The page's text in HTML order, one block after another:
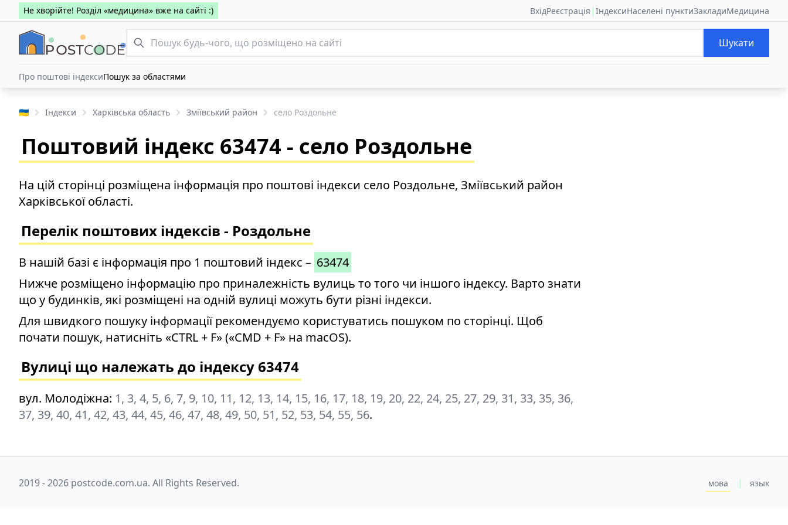
Не хворійте! Розділ «медицина» вже на сайті :) ВхідРеєстрація | ІндексиНаселені пунктиЗакладиМедицина
Шукати
Про поштові індексиПошук за областями
🇺🇦 Індекси Харківська область Зміївський район село Роздольне
Поштовий індекс 63474 - село Роздольне
На цій сторінці розміщена інформація про поштові індекси село Роздольне, Зміївський район
Харківської області.
Перелік поштових індексів - Роздольне
В нашій базі є інформація про 1 поштовий індекс – 63474
Нижче розміщено інформацію про приналежність вулиць то того чи іншого індексу. Варто знати
що у будинків, які розміщені на одній вулиці можуть бути різні індекси.
Для швидкого пошуку інформації рекомендуємо користуватись пошуком по сторінці. Щоб
почати пошук, натисніть «CTRL + F» («CMD + F» на macOS).
Вулиці що належать до індексу 63474
вул. Молодіжна: 1, 3, 4, 5, 6, 7, 9, 10, 11, 12, 13, 14, 15, 16, 17, 18, 19, 20, 22, 24, 25, 27, 29, 31, 33, 35, 36,
37, 39, 40, 41, 42, 43, 44, 45, 46, 47, 48, 49, 50, 51, 52, 53, 54, 55, 56.
2019 - 2026 postcode.com.ua. All Rights Reserved. мова | язык